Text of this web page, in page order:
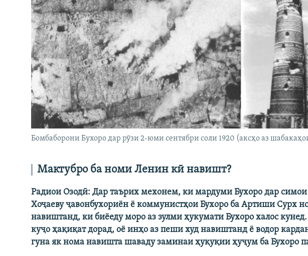
Бомбаборони Бухоро дар рӯзи 2-юми сентябри соли 1920 (аксҳо аз
Мактубро ба номи Ленин кӣ навишт?
Радиои Озодӣ: Дар таърих мехонем, ки мардуми Бухоро дар симои
Хоҷаеву ҷавонбухориён ё коммунистҳои Бухоро ба Артиши Сурх
навиштанд, ки биёеду моро аз зулми ҳукумати Бухоро халос
куҷо ҳақиқат дорад, оё инҳо аз пеши худ навиштанд ё водор
гуна як нома навишта шаваду заминаи ҳуқуқии ҳуҷум ба Бухоро